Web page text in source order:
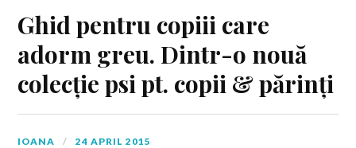
Ghid pentru copiii care
adorm greu. Dintr-o nouă
colecție psi pt. copii & părinți
IOANA 24 APRIL 2015